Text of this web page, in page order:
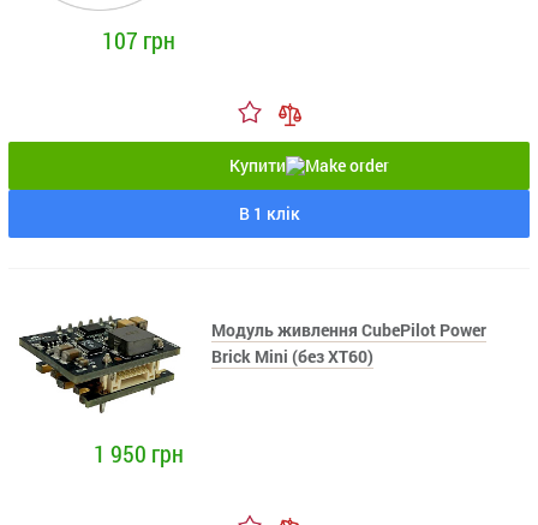
107 грн
Купити
В 1 клік
Модуль живлення CubePilot Power
Brick Mini (без XT60)
1 950 грн